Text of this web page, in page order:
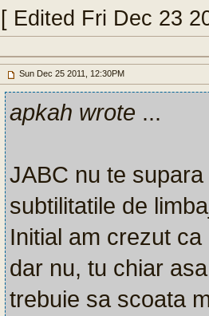
[ Edited Fri Dec 23
Sun Dec 25 2011, 12:30PM
apkah wrote ...
JABC nu te
subtilitatile de
Initial am crezut
dar nu, tu chiar
trebuie sa scoata